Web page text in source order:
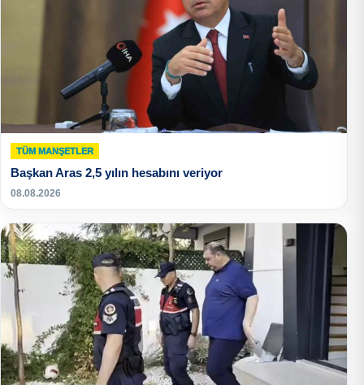
TÜM MANŞETLER
Başkan Aras 2,5 yılın hesabını veriyor
08.08.2026